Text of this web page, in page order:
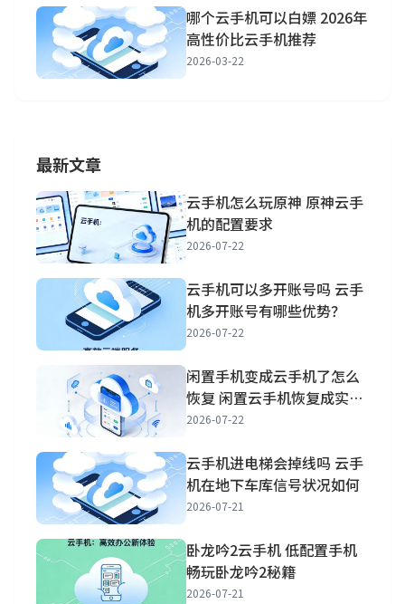
哪个云手机可以白嫖 2026年
高性价比云手机推荐
2026-03-22
最新文章
云手机怎么玩原神 原神云手
机的配置要求
2026-07-22
云手机可以多开账号吗 云手
机多开账号有哪些优势？
2026-07-22
闲置手机变成云手机了怎么
恢复 闲置云手机恢复成实体
手机方法
2026-07-22
云手机进电梯会掉线吗 云手
机在地下车库信号状况如何
2026-07-21
卧龙吟2云手机 低配置手机
畅玩卧龙吟2秘籍
2026-07-21